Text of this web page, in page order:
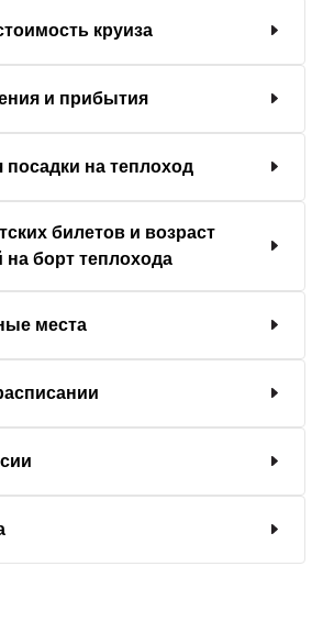
круиза
и прибытия
посадки на теплоход
билетов и возраст
на борт теплохода
места